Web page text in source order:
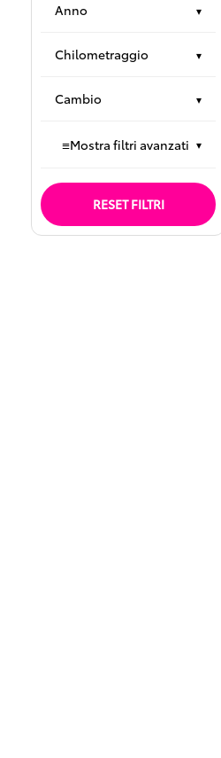
Anno ▾
Chilometraggio ▾
Cambio ▾
≡Mostra filtri avanzati ▾
RESET FILTRI